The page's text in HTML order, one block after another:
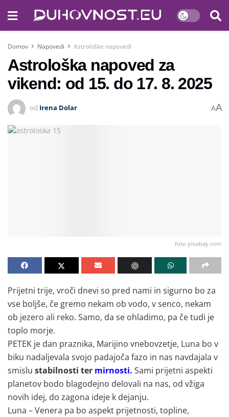
Domov Napovedi Astrološke napovedi
Astrološka napoved za
vikend: od 15. do 17. 8. 2025
od Irena Dolar AA
foto pixabay.com
Prijetni trije, vroči dnevi so pred nami in sigurno bo za
vse boljše, če gremo nekam ob vodo, v senco, nekam
ob jezero ali reko. Samo, da se ohladimo, pa če tudi je
toplo morje.
PETEK je dan praznika, Marijino vnebovzetje, Luna bo v
biku nadaljevala svojo padajoča fazo in nas navdajala v
smislu stabilnosti ter mirnosti. Sami prijetni aspekti
planetov bodo blagodejno delovali na nas, od vžiga
novih idej, do zagona ideje k dejanju.
Luna – Venera pa bo aspekt prijetnosti, topline,